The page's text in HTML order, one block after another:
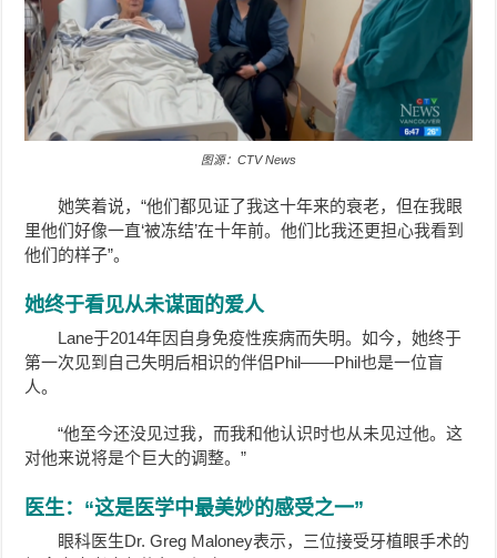
图源：CTV News
她笑着说，“他们都见证了我这十年来的衰老，但在我眼
里他们好像一直‘被冻结’在十年前。他们比我还更担心我看到
他们的样子”。
她终于看见从未谋面的爱人
Lane于2014年因自身免疫性疾病而失明。如今，她终于
第一次见到自己失明后相识的伴侣Phil——Phil也是一位盲
人。
“他至今还没见过我，而我和他认识时也从未见过他。这
对他来说将是个巨大的调整。”
医生：“这是医学中最美妙的感受之一”
眼科医生Dr. Greg Maloney表示，三位接受牙植眼手术的